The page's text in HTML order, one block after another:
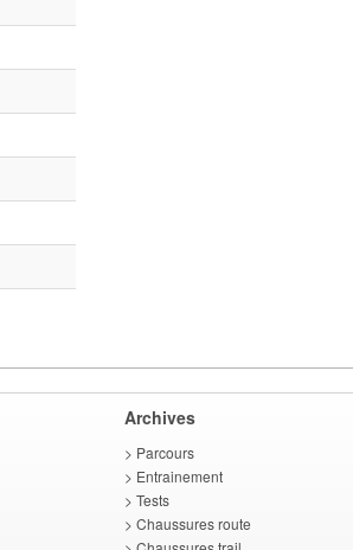
Archives
> Parcours
> Entrainement
> Tests
> Chaussures route